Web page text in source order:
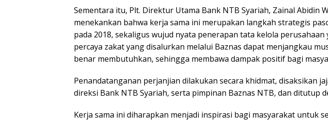
Sementara itu, Plt. Direktur Utama Bank NTB Syariah, Zainal Abidin
menekankan bahwa kerja sama ini merupakan langkah strategis
pada 2018, sekaligus wujud nyata penerapan tata kelola perusahaan
percaya zakat yang disalurkan melalui Baznas dapat menjangkau
benar membutuhkan, sehingga membawa dampak positif bagi
Penandatanganan perjanjian dilakukan secara khidmat, disaksikan
direksi Bank NTB Syariah, serta pimpinan Baznas NTB, dan ditutup
Kerja sama ini diharapkan menjadi inspirasi bagi masyarakat untuk